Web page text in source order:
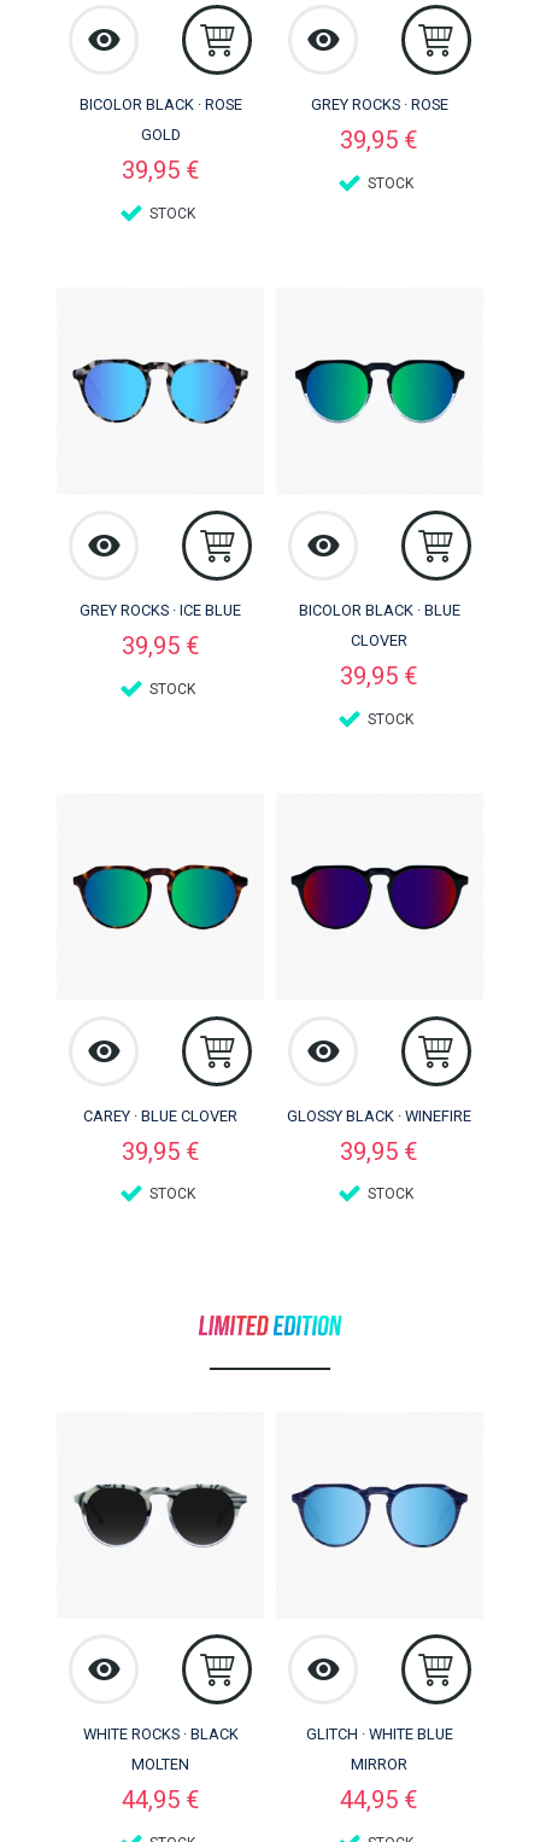
BICOLOR BLACK · ROSE
GOLD
Preço
39,95 €
STOCK
GREY ROCKS · ROSE
Preço
39,95 €
STOCK
GREY ROCKS · ICE BLUE
Preço
39,95 €
STOCK
BICOLOR BLACK · BLUE
CLOVER
Preço
39,95 €
STOCK
CAREY · BLUE CLOVER
Preço
39,95 €
STOCK
GLOSSY BLACK · WINEFIRE
Preço
39,95 €
STOCK
WHITE ROCKS · BLACK
MOLTEN
Preço
44,95 €
GLITCH · WHITE BLUE
MIRROR
Preço
44,95 €